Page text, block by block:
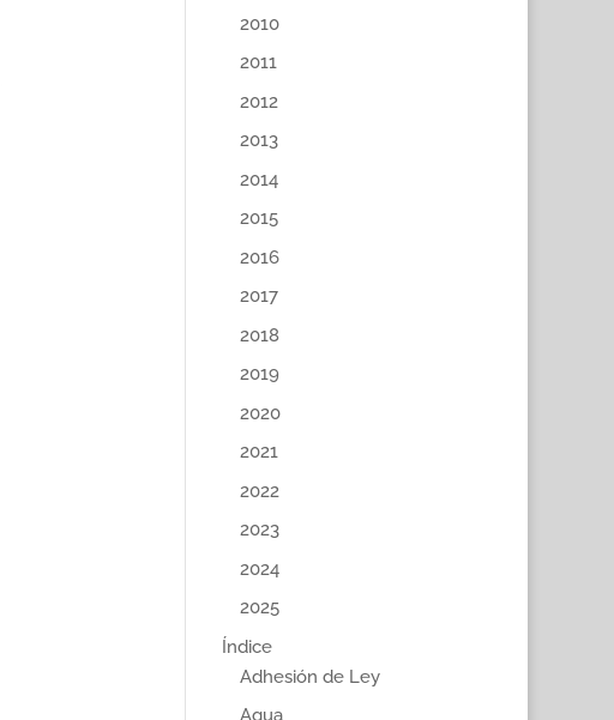
2010
2011
2012
2013
2014
2015
2016
2017
2018
2019
2020
2021
2022
2023
2024
2025
Índice
Adhesión de Ley
Agua